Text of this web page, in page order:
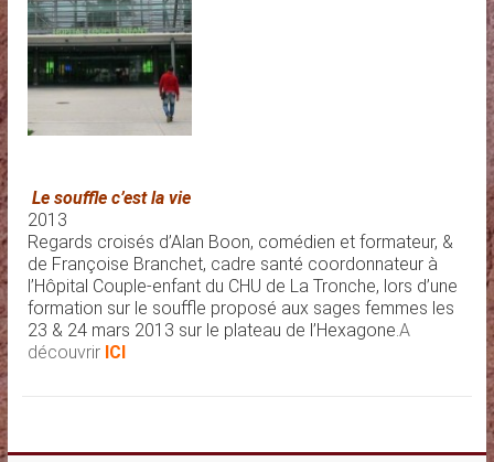
Le souffle c’est la vie
2013
Regards croisés d’Alan Boon, comédien et formateur, &
de Françoise Branchet, cadre santé coordonnateur à
l’Hôpital Couple-enfant du CHU de La Tronche, lors d’une
formation sur le souffle proposé aux sages femmes les
23 & 24 mars 2013 sur le plateau de l’Hexagone. A
découvrir ICI